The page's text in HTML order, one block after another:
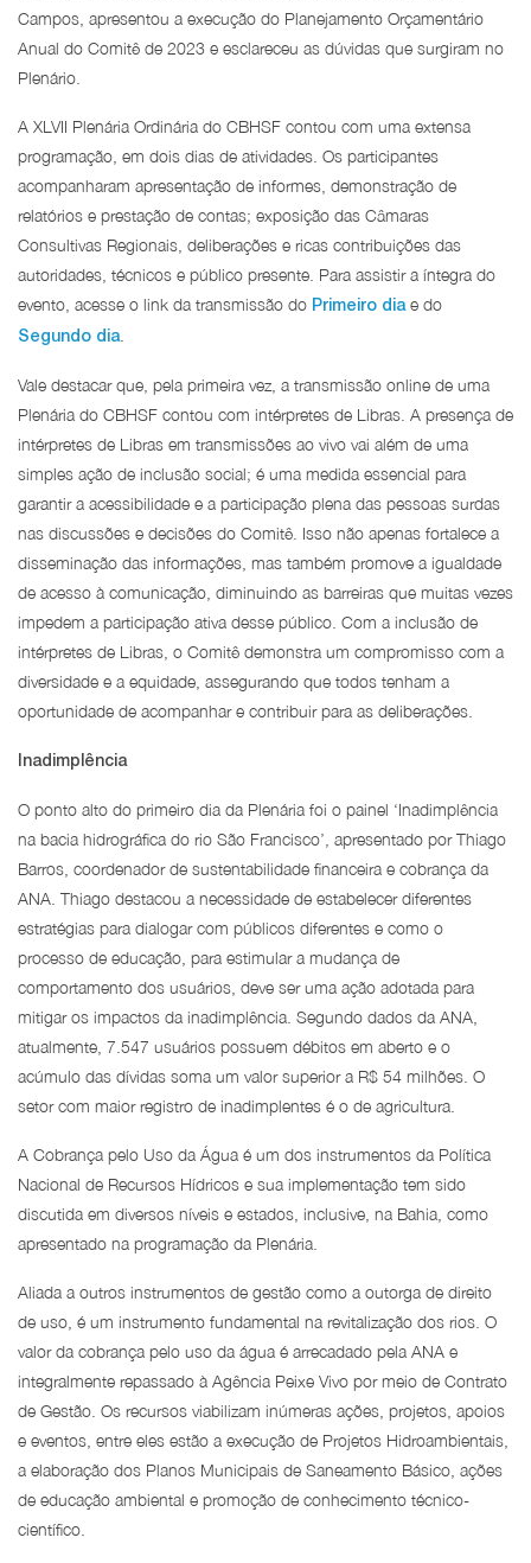
Campos, apresentou a execução do Planejamento Orçamentário
Anual do Comitê de 2023 e esclareceu as dúvidas que surgiram no
Plenário.
A XLVII Plenária Ordinária do CBHSF contou com uma extensa
programação, em dois dias de atividades. Os participantes
acompanharam apresentação de informes, demonstração de
relatórios e prestação de contas; exposição das Câmaras
Consultivas Regionais, deliberações e ricas contribuições das
autoridades, técnicos e público presente. Para assistir a íntegra do
evento, acesse o link da transmissão do Primeiro diae do
Segundo dia.
Vale destacar que, pela primeira vez, a transmissão online de uma
Plenária do CBHSF contou com intérpretes de Libras. A presença de
intérpretes de Libras em transmissões ao vivo vai além de uma
simples ação de inclusão social; é uma medida essencial para
garantir a acessibilidade e a participação plena das pessoas surdas
nas discussões e decisões do Comitê. Isso não apenas fortalece a
disseminação das informações, mas também promove a igualdade
de acesso à comunicação, diminuindo as barreiras que muitas vezes
impedem a participação ativa desse público. Com a inclusão de
intérpretes de Libras, o Comitê demonstra um compromisso com a
diversidade e a equidade, assegurando que todos tenham a
oportunidade de acompanhar e contribuir para as deliberações.
Inadimplência
O ponto alto do primeiro dia da Plenária foi o painel ‘Inadimplência
na bacia hidrográfica do rio São Francisco’, apresentado por Thiago
Barros, coordenador de sustentabilidade financeira e cobrança da
ANA. Thiago destacou a necessidade de estabelecer diferentes
estratégias para dialogar com públicos diferentes e como o
processo de educação, para estimular a mudança de
comportamento dos usuários, deve ser uma ação adotada para
mitigar os impactos da inadimplência. Segundo dados da ANA,
atualmente, 7.547 usuários possuem débitos em aberto e o
acúmulo das dívidas soma um valor superior a R$ 54 milhões. O
setor com maior registro de inadimplentes é o de agricultura.
A Cobrança pelo Uso da Água é um dos instrumentos da Política
Nacional de Recursos Hídricos e sua implementação tem sido
discutida em diversos níveis e estados, inclusive, na Bahia, como
apresentado na programação da Plenária.
Aliada a outros instrumentos de gestão como a outorga de direito
de uso, é um instrumento fundamental na revitalização dos rios. O
valor da cobrança pelo uso da água é arrecadado pela ANA e
integralmente repassado à Agência Peixe Vivo por meio de Contrato
de Gestão. Os recursos viabilizam inúmeras ações, projetos, apoios
e eventos, entre eles estão a execução de Projetos Hidroambientais,
a elaboração dos Planos Municipais de Saneamento Básico, ações
de educação ambiental e promoção de conhecimento técnico-
científico.